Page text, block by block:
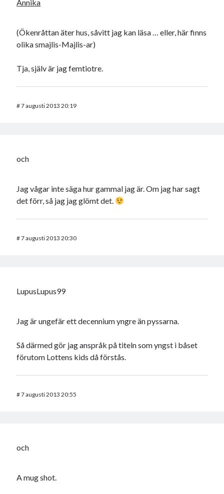
Annika
(Ökenråttan äter hus, såvitt jag kan läsa … eller, här finns
olika smajlis-Majlis-ar)
Tja, själv är jag femtiotre.
#7 augusti 2013 20:19
och
Jag vågar inte säga hur gammal jag är. Om jag har sagt
det förr, så jag jag glömt det.
#7 augusti 2013 20:30
LupusLupus99
Jag är ungefär ett decennium yngre än pyssarna.
Så därmed gör jag anspråk på titeln som yngst i båset
förutom Lottens kids då förstås.
#7 augusti 2013 20:55
och
A mug shot.